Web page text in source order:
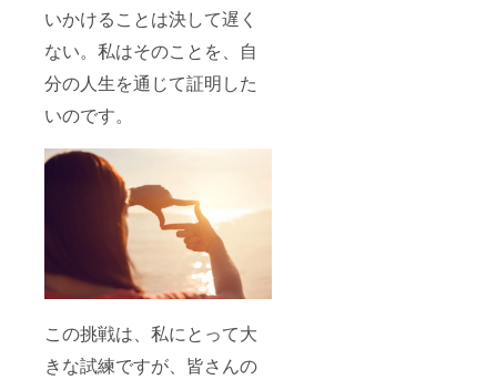
いかけることは決して遅く
ない。私はそのことを、自
分の人生を通じて証明した
いのです。
この挑戦は、私にとって大
きな試練ですが、皆さんの